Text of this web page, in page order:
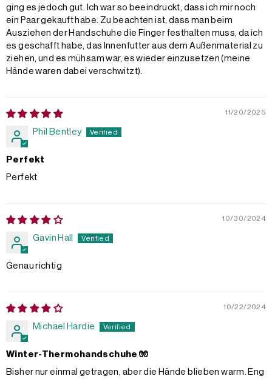
ging es jedoch gut. Ich war so beeindruckt, dass ich mir noch
ein Paar gekauft habe. Zu beachten ist, dass man beim
Ausziehen der Handschuhe die Finger festhalten muss, da ich
es geschafft habe, das Innenfutter aus dem Außenmaterial zu
ziehen, und es mühsam war, es wieder einzusetzen (meine
Hände waren dabei verschwitzt).
11/20/2025
Phil Bentley
Perfekt
Perfekt
10/30/2024
Gavin Hall
Genau richtig
10/22/2024
Michael Hardie
Winter-Thermohandschuhe 🧤
Bisher nur einmal getragen, aber die Hände blieben warm. Eng